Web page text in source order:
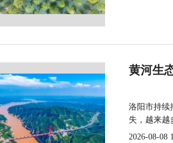
黄河生
洛阳市持续
失，越来越
2026-08-08